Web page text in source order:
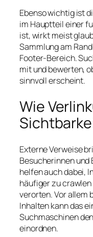
Ebenso wichtig ist
im Hauptteil einer
ist, wirkt meist
Sammlung am
Footer-Bereich.
mit und bewerten,
sinnvoll erscheint.
Wie
Externe Verweise
Besucherinnen und
helfen auch dabei,
häufiger zu
verorten. Vor allem
Inhalten kann das
Suchmaschinen
einordnen.